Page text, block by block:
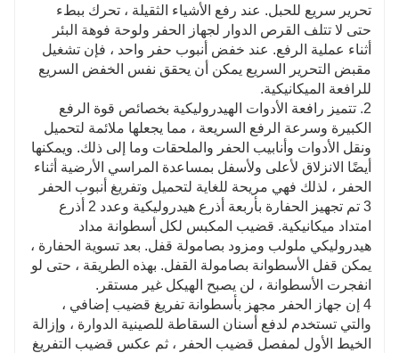
تحرير سريع للحبل. عند رفع الأشياء الثقيلة ، تحرك ببطء
حتى لا تتلف القرص الدوار لجهاز الحفر ولوحة فوهة البئر
أثناء عملية الرفع. عند خفض أنبوب حفر واحد ، فإن تشغيل
مقبض التحرير السريع يمكن أن يحقق نفس الخفض السريع
للرافعة الميكانيكية.
2. تتميز رافعة الأدوات الهيدروليكية بخصائص قوة الرفع
الكبيرة وسرعة الرفع السريعة ، مما يجعلها ملائمة لتحميل
ونقل الأدوات وأنابيب الحفر والملحقات وما إلى ذلك. ويمكنها
أيضًا الانزلاق لأعلى ولأسفل بمساعدة المراسي الأرضية أثناء
الحفر ، لذلك فهي مريحة للغاية لتحميل وتفريغ أنبوب الحفر
3 تم تجهيز الحفارة بأربعة أذرع هيدروليكية وعدد 2 أذرع
امتداد ميكانيكية. قضيب المكبس لكل أسطوانة مداد
هيدروليكي ملولب ومزود بصامولة قفل. بعد تسوية الحفارة ،
يمكن قفل الأسطوانة بصامولة القفل. بهذه الطريقة ، حتى لو
انفجرت الأسطوانة ، لن يصبح الهيكل غير مستقر.
4 إن جهاز الحفر مجهز بأسطوانة تفريغ قضيب إضافي ،
والتي تستخدم لدفع أسنان السقاطة للصينية الدوارة ، وإزالة
الخيط الأول لمفصل قضيب الحفر ، ثم عكس قضيب التفريغ